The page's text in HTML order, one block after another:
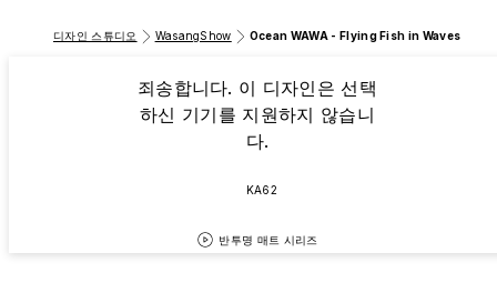
디자인 스튜디오 WasangShow Ocean WAWA - Flying Fish in Waves
죄송합니다. 이 디자인은 선택
하신 기기를 지원하지 않습니
다.
KA62
반투명 매트 시리즈